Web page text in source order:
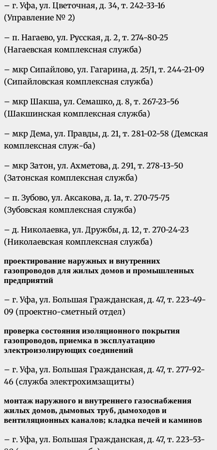
– г. Уфа, ул. Цветочная, д. 34, т. 242-33-16
(Управление № 2)
– п. Нагаево, ул. Русская, д. 2, т. 274-80-25
(Нагаевская комплексная служба)
– мкр Сипайлово, ул. Гагарина, д. 25/1, т. 244-21-09
(Сипайловская комплексная служба)
– мкр Шакша, ул. Семашко, д. 8, т. 267-23-56
(Шакшинская комплексная служба)
– мкр Дема, ул. Правды, д. 21, т. 281-02-58 (Демская
комплексная служ-ба)
– мкр Затон, ул. Ахметова, д. 291, т. 278-13-50
(Затонская комплексная служба)
– п. Зубово, ул. Аксакова, д. 1а, т. 270-75-75
(Зубовская комплексная служба)
– д. Николаевка, ул. Дружбы, д. 12, т. 270-24-23
(Николаевская комплексная служба)
проектирование наружных и внутренних
газопроводов для жилых домов и промышленных
предприятий
– г. Уфа, ул. Большая Гражданская, д. 47, т. 223-49-
09 (проектно-сметный отдел)
проверка состояния изоляционного покрытия
газопроводов, приемка в эксплуатацию
электроизолирующих соединений
– г. Уфа, ул. Большая Гражданская, д. 47, т. 277-92-
46 (служба электрохимзащиты)
монтаж наружного и внутреннего газоснабжения
жилых домов, дымовых труб, дымоходов и
вентиляционных каналов; кладка печей и каминов
– г. Уфа, ул. Большая Гражданская, д. 47, т. 223-53-